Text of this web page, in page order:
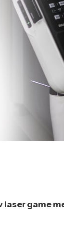
laser game m